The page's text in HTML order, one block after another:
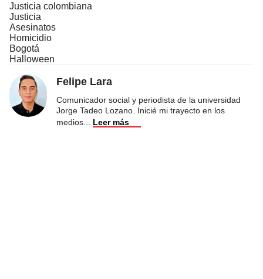
Justicia colombiana
Justicia
Asesinatos
Homicidio
Bogotá
Halloween
Felipe Lara
Comunicador social y periodista de la universidad
Jorge Tadeo Lozano. Inicié mi trayecto en los
medios
Leer más